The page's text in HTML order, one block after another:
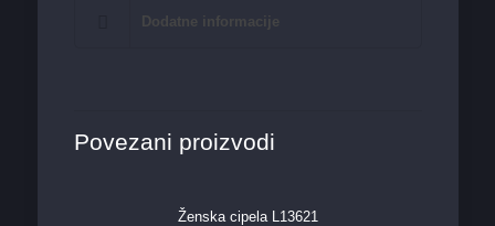
Dodatne informacije
Povezani proizvodi
Ženska cipela L13621